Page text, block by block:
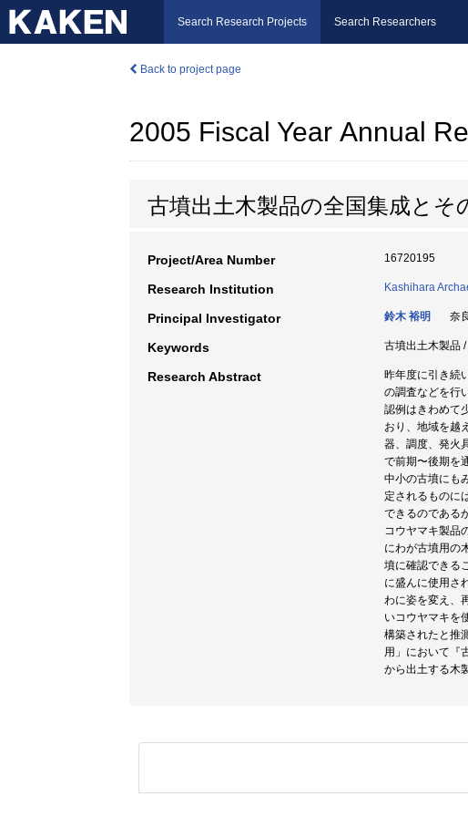
Search Research Projects Search Researchers
Back to project page
2005 Fiscal Year Annual
古墳出土木製品の全国集成とそ
Project/Area Number 16720195
Research Institution Kashihara
Principal Investigator 鈴木 裕明 奈
Keywords 古墳出土木製品
Research Abstract
昨年度に引き続
の調査などを行
認例はきわめて
おり、地域を越
器、調度、発火
で前期〜後期を
中小の古墳にも
定されるものに
できるのである
コウヤマキ製品
にわが古墳用の
墳に確認できる
に盛んに使用さ
わに姿を変え、
いコウヤマキを
構築されたと推
用」において『
から出土する木